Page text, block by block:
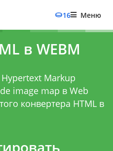
16 Меню
в WEBM
Markup
image map в Web
конвертера HTML в